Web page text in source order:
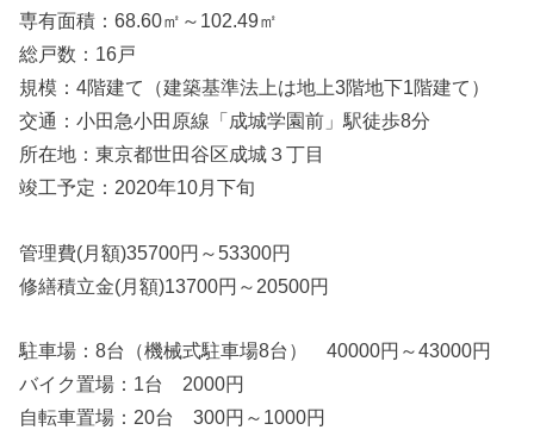
専有面積：68.60㎡～102.49㎡
総戸数：16戸
規模：4階建て（建築基準法上は地上3階地下1階建て）
交通：小田急小田原線「成城学園前」駅徒歩8分
所在地：東京都世田谷区成城３丁目
竣工予定：2020年10月下旬
管理費(月額)35700円～53300円
修繕積立金(月額)13700円～20500円
駐車場：8台（機械式駐車場8台） 40000円～43000円
バイク置場：1台 2000円
自転車置場：20台 300円～1000円